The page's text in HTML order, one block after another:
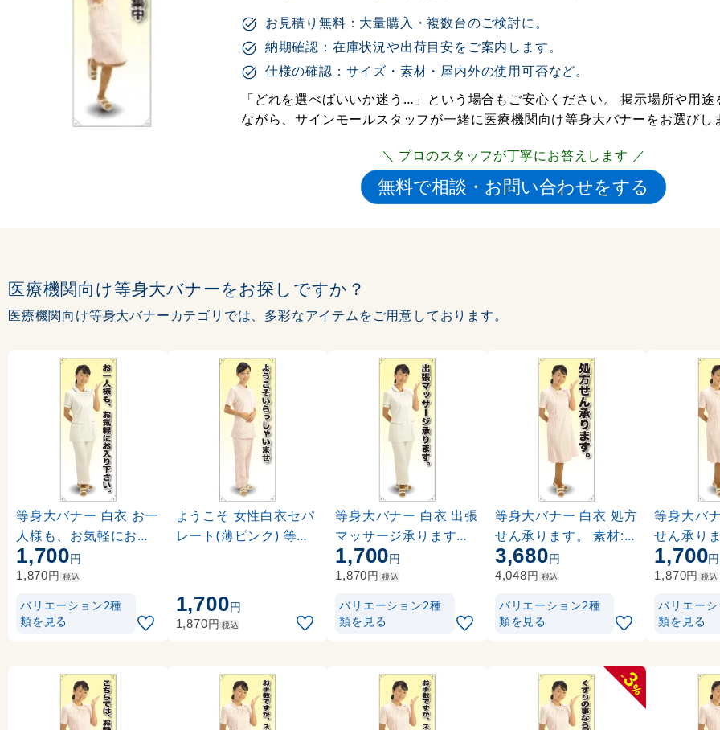
お見積り無料：大量購入・複数台のご検討に。
納期確認：在庫状況や出荷目安をご案内します。
仕様の確認：サイズ・素材・屋内外の使用可否など。
「どれを選べばいいか迷う…」という場合もご安心ください。 掲示場所や用途
ながら、サインモールスタッフが一緒に医療機関向け等身大バナーをお選びし
＼ プロのスタッフが丁寧にお答えします ／
医療機関向け等身大バナーをお探しですか？
医療機関向け等身大バナーカテゴリでは、多彩なアイテムをご用意しております。
等身大バナー 白衣 お一
人様も、お気軽にお入
り下さい。 素材:ポンジ
(薄手生地) (61746)
1,700円
1,870円 税込
バリエーション2種
類を見る
ようこそ 女性白衣セパ
レート(薄ピンク) 等身
1,700円
1,870円 税込
等身大バナー 白衣 出張
マッサージ承ります。
素材:ポンジ(薄手生地) (
61745)
1,700円
1,870円 税込
バリエーション2種
類を見る
等身大バナー 白衣 処方
せん承ります。 素材:ト
ロマット(厚手生地) (61
636)
3,680円
4,048円 税込
バリエーション2種
類を見る
等身大バ
せん承り
ンジ(薄手
1,700円
1,870円 税込
バリエー
類を見る
-
3
%